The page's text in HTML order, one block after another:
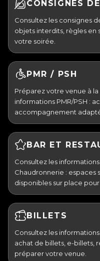
CONSIGNES
Consultez les consignes
objets interdits, règles en
votre soirée.
PMR / PSH
Préparez votre venue à
informations PMR/PSH :
accompagnement
BAR ET
Consultez les
Chaudronnerie : espaces
disponibles sur place
BILLETS
Consultez les
achat de billets, e-billets,
préparer votre venue.